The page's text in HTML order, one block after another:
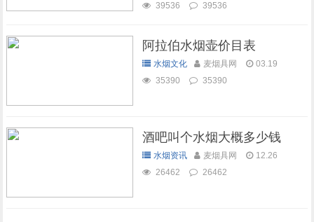
39536
39536
阿拉伯水烟壶价目表
水烟文化 麦烟具网
03.19
35390
35390
酒吧叫个水烟大概多少钱
水烟资讯 麦烟具网
12.26
26462
26462